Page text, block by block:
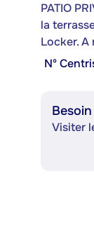
PATIO
la
Locker. A
Nº
Visiter